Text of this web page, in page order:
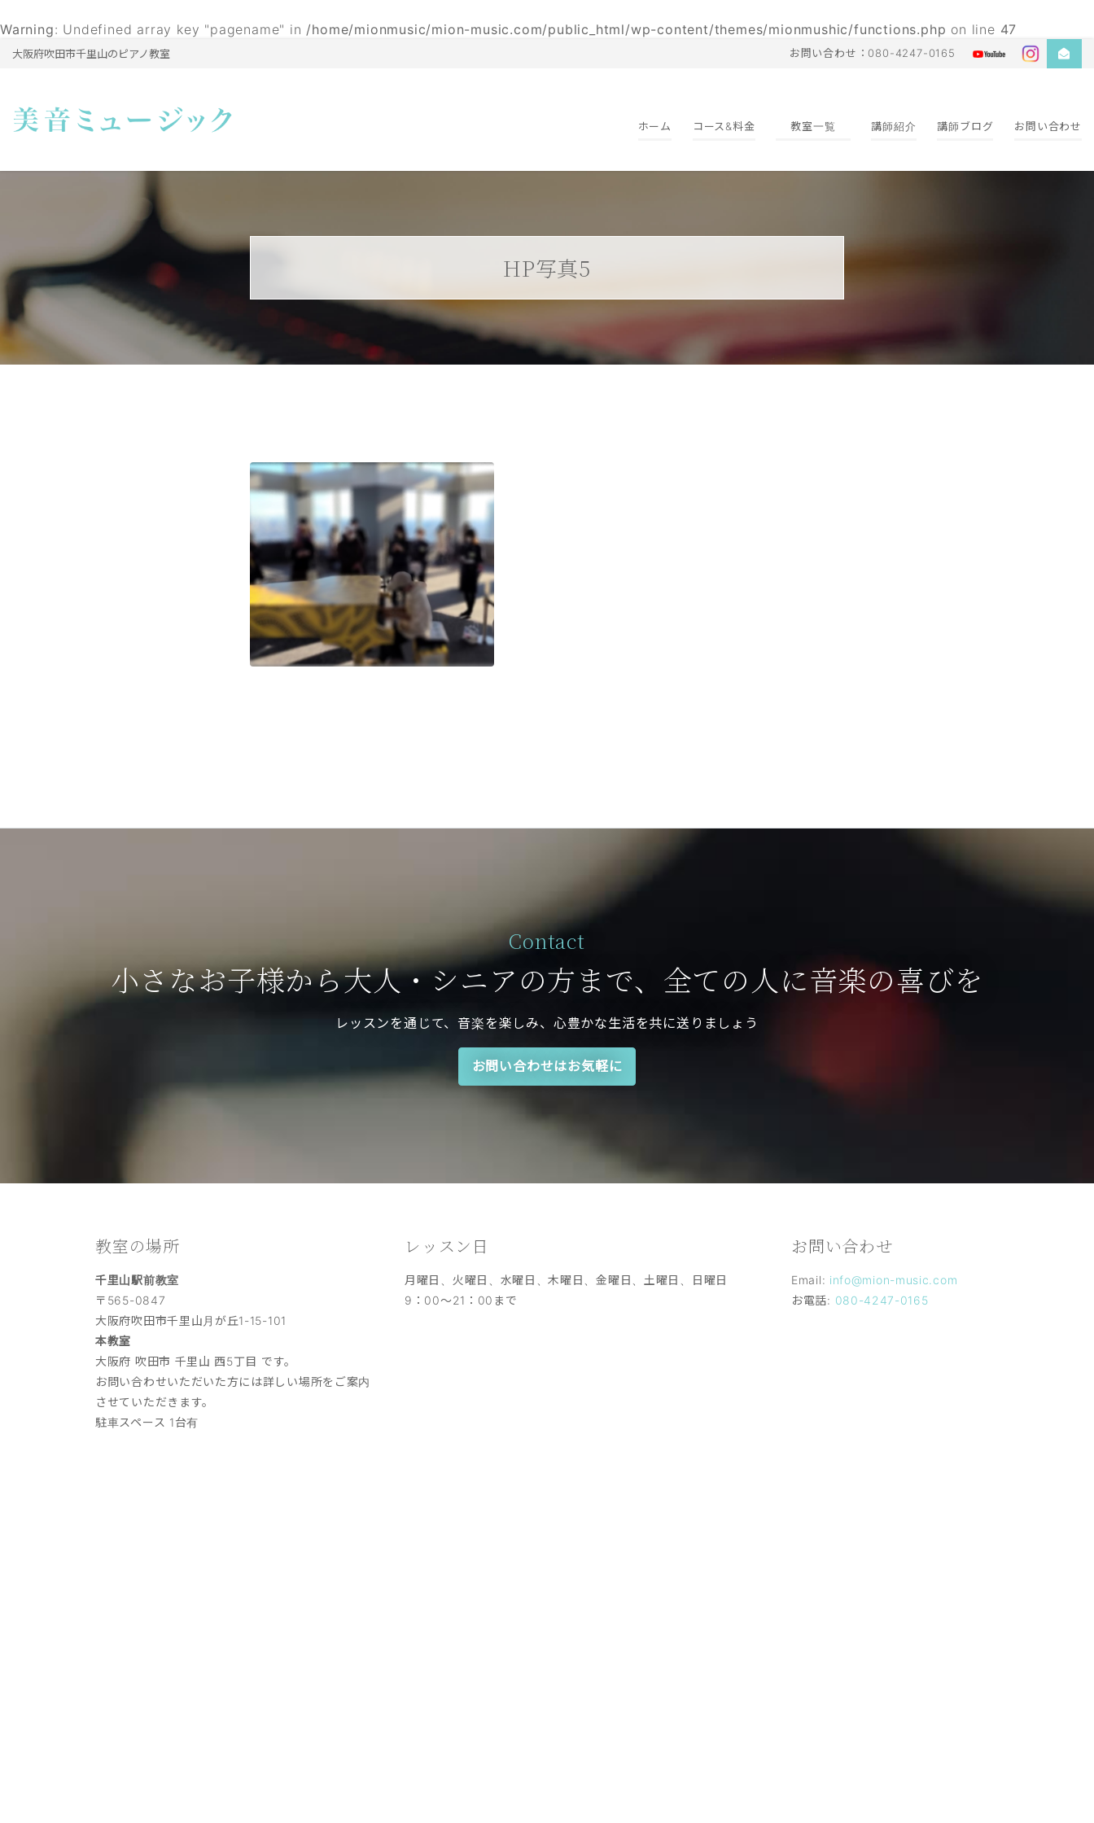
Warning: Undefined array key "pagename" in /home/mionmusic/mion-music.com/public_html/wp-content/themes/mionmushic/functions.php on line 47
大阪府吹田市千里山のピアノ教室 お問い合わせ：080-4247-0165
ホーム コース&料金 教室一覧 講師紹介 講師ブログ お問い合わせ
HP写真5
Contact
小さなお子様から大人・シニアの方まで、全ての人に音楽の喜びを
レッスンを通じて、音楽を楽しみ、心豊かな生活を共に送りましょう
お問い合わせはお気軽に
教室の場所
千里山駅前教室
〒565-0847
大阪府吹田市千里山月が丘1-15-101
本教室
大阪府 吹田市 千里山 西5丁目 です。
お問い合わせいただいた方には詳しい場所をご案内
させていただきます。
駐車スペース 1台有
レッスン日
月曜日、火曜日、水曜日、木曜日、金曜日、土曜日、日曜日
9：00～21：00まで
お問い合わせ
Email: info@mion-music.com
お電話: 080-4247-0165